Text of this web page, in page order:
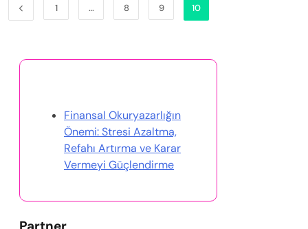
1 … 8 9 10
Finansal Okuryazarlığın
Önemi: Stresi Azaltma,
Refahı Artırma ve Karar
Vermeyi Güçlendirme